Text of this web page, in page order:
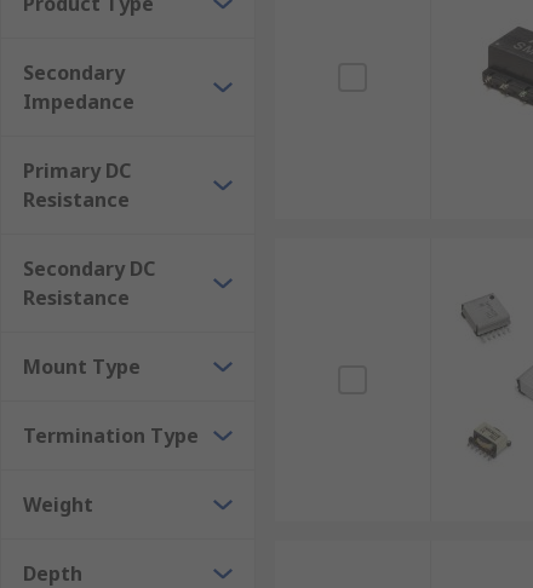
Secondary
Impedance
Primary DC
Resistance
Secondary DC
Resistance
Mount Type
Termination Type
Weight
Depth